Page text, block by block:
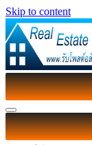
Skip to content